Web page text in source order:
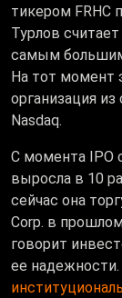
тикером FRHC
Турлов
самым
На тот момент
организация
Nasdaq.
С момента IPO
выросла в 10
сейчас она
Corp. в
говорит
ее